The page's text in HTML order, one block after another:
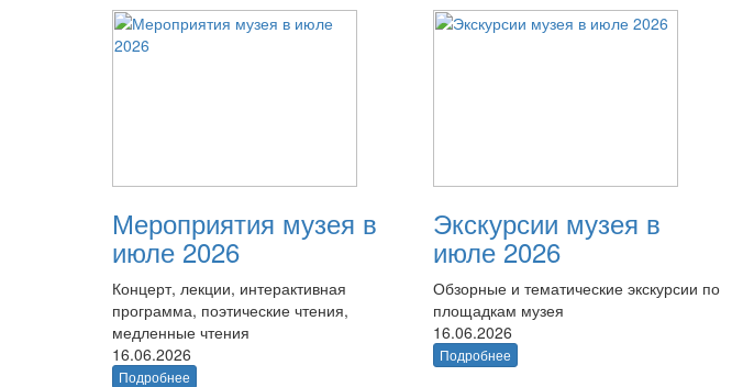
Мероприятия музея в
июле 2026
Концерт, лекции, интерактивная
программа, поэтические чтения,
медленные чтения
16.06.2026
Подробнее
Экскурсии музея в
июле 2026
Обзорные и тематические экскурсии по
площадкам музея
16.06.2026
Подробнее